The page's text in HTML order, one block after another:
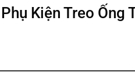
Kiện Treo Ống